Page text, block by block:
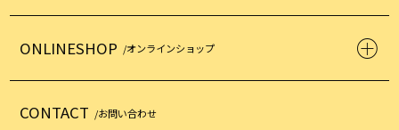
ONLINESHOP /オンラインショップ
CONTACT /お問い合わせ